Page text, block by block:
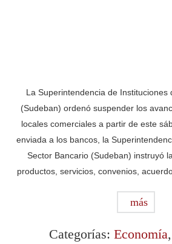
La Superintendencia de Instituciones
(Sudeban) ordenó suspender los
locales comerciales a partir de este
enviada a los bancos, la
Sector Bancario (Sudeban) instruyó
productos, servicios, convenios,
más
Categorías: Economía,